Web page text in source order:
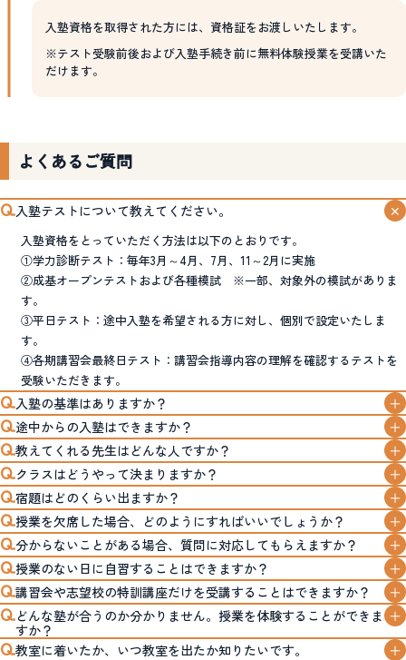
入塾資格を取得された方には、資格証をお渡しいたします。
※テスト受験前後および入塾手続き前に無料体験授業を受講いた
だけます。
よくあるご質問
入塾テストについて教えてください。
入塾資格をとっていただく方法は以下のとおりです。
①学力診断テスト：毎年3月～4月、7月、11～2月に実施
②成基オープンテストおよび各種模試 ※一部、対象外の模試がありま
す。
③平日テスト：途中入塾を希望される方に対し、個別で設定いたしま
す。
④各期講習会最終日テスト：講習会指導内容の理解を確認するテストを
受験いただきます。
入塾の基準はありますか？
途中からの入塾はできますか？
教えてくれる先生はどんな人ですか？
クラスはどうやって決まりますか？
宿題はどのくらい出ますか？
授業を欠席した場合、どのようにすればいいでしょうか？
分からないことがある場合、質問に対応してもらえますか？
授業のない日に自習することはできますか？
講習会や志望校の特訓講座だけを受講することはできますか？
どんな塾が合うのか分かりません。授業を体験することができま
すか？
教室に着いたか、いつ教室を出たか知りたいです。